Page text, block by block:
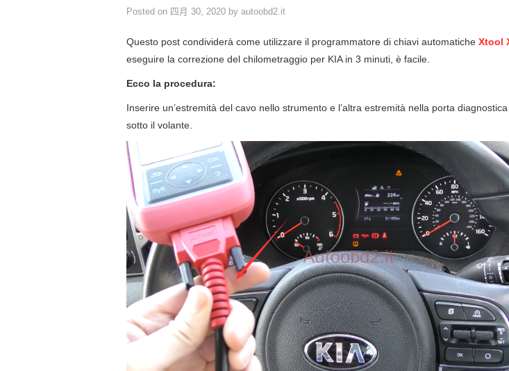
Posted on 四月 30, 2020 by autoobd2.it
Questo post condividerà come utilizzare il programmatore di chiavi automatiche Xtool
eseguire la correzione del chilometraggio per KIA in 3 minuti, è facile.
Ecco la procedura:
Inserire un’estremità del cavo nello strumento e l’altra estremità nella porta
sotto il volante.